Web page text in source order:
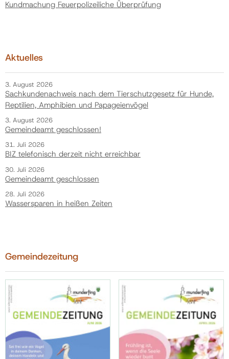
Kundmachung Feuerpolizeiliche Überprüfung
Aktuelles
3. August 2026
Sachkundenachweis nach dem Tierschutzgesetz für Hunde,
Reptilien, Amphibien und Papageienvögel
3. August 2026
Gemeindeamt geschlossen!
31. Juli 2026
BIZ telefonisch derzeit nicht erreichbar
30. Juli 2026
Gemeindeamt geschlossen
28. Juli 2026
Wassersparen in heißen Zeiten
Gemeindezeitung